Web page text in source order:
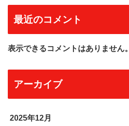
最近のコメント
表示できるコメントはありません。
アーカイブ
2025年12月